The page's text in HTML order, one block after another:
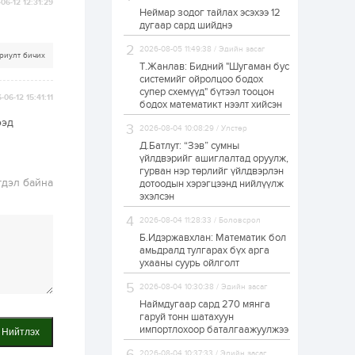
12 12:31:29
бичих
06-12 15:41:11
байна
Нийтлэх
Н.Номтойбаяр:
Аймгуудад
тулгамдаж буй
асуудлуудыг долоо
хоног бүр Засгийн
газрын хуралдаанд...
1 өдөр 0
УИХ-ын дарга
С.Бямбацогт төрийг
төлөөлөн Сутай
хайрхны тэнгэрийг
тахих төрийн
тахилгад оролцлоо
1 өдөр 2 0
“Хотын дарга сонсож
дугаарыг
наймдугаар сарын
эхэлнэ
1 өдөр 0
“Чингис хаан” олон
руу нийтийн тээврийн
автобус 24 цагаар
үйлчилж байна
1 өдөр 1 0
Неймар зодог тайлах эсэхээ 12
дугаар сард шийднэ
2026-08-05 11:49:38 / Эдийн засаг
Т.Жанлав: Бидний "Шугаман бус
системийг ойролцоо бодох
супер схемүүд" бүтээл тооцон
бодох математикт нээлт хийсэн
2026-08-04 10:08:29 / Улстөр
Д.Батлут: “Зэв” сумны
үйлдвэрийг ашиглалтад оруулж,
гурван нэр төрлийг үйлдвэрлэн
дотоодын хэрэгцээнд нийлүүлж
эхэлсэн
2026-08-04 11:28:33 / Боловсрол
Б.Идэржавхлан: Математик бол
амьдралд тулгарах бүх арга
ухааны суурь ойлголт
2026-08-04 10:30:38 / Эдийн засаг
Наймдугаар сард 270 мянга
гаруй тонн шатахуун
импортлохоор баталгаажуулжээ